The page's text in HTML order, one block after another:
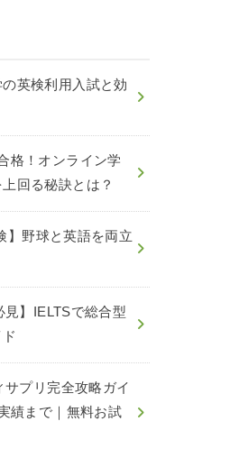
の英検利用入試と効
格！オンライン学
回る秘訣とは？
】野球と英語を両立
見】IELTSで総合型
サプリ完全攻略ガイ
績まで｜無料お試